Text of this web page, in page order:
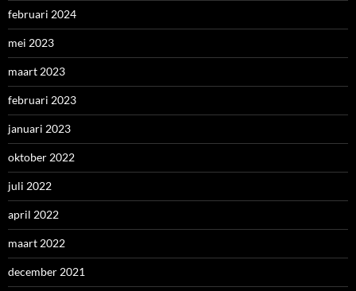
februari 2024
mei 2023
maart 2023
februari 2023
januari 2023
oktober 2022
juli 2022
april 2022
maart 2022
december 2021